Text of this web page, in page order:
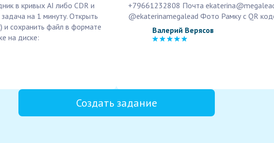
в кривых AI либо CDR и
на 1 минуту. Открыть
сохранить файл в формате
на диске:
+79661232808 Почта
@ekaterinamegalead Фото Рамку с QR
Валерий Верясов
Создать задание